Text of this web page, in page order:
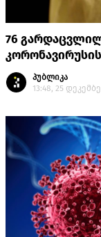
76
პუბლიკა
13:48, 25